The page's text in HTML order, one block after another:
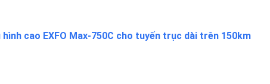
hình cao EXFO Max-750C cho tuyến trục dài trên 150km